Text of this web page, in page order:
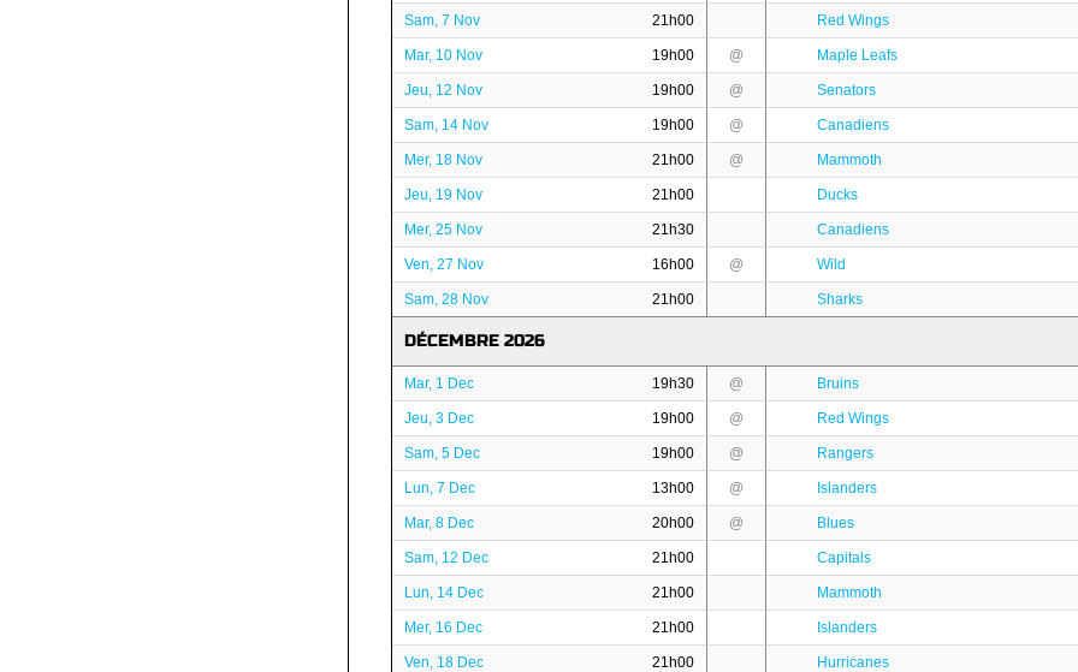
Sam, 7 Nov 21h00 Red Wings
Mar, 10 Nov 19h00 @ Maple Leafs
Jeu, 12 Nov 19h00 @ Senators
Sam, 14 Nov 19h00 @ Canadiens
Mer, 18 Nov 21h00 @ Mammoth
Jeu, 19 Nov 21h00 Ducks
Mer, 25 Nov 21h30 Canadiens
Ven, 27 Nov 16h00 @ Wild
Sam, 28 Nov 21h00 Sharks
DÉCEMBRE 2026
Mar, 1 Dec 19h30 @ Bruins
Jeu, 3 Dec 19h00 @ Red Wings
Sam, 5 Dec 19h00 @ Rangers
Lun, 7 Dec 13h00 @ Islanders
Mar, 8 Dec 20h00 @ Blues
Sam, 12 Dec 21h00 Capitals
Lun, 14 Dec 21h00 Mammoth
Mer, 16 Dec 21h00 Islanders
Ven, 18 Dec 21h00 Hurricanes